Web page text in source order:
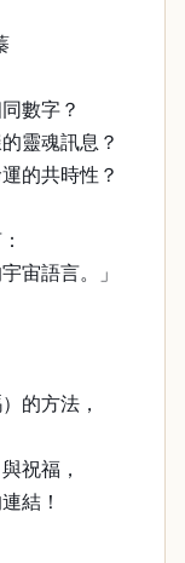
數字？
靈魂訊息？
的共時性？
宙語言。」
的方法，
祝福，
結！